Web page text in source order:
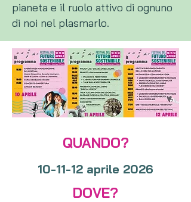
pianeta e il ruolo attivo di ognuno
di noi nel plasmarlo.
QUANDO?
10-11-12 aprile 2026
DOVE?